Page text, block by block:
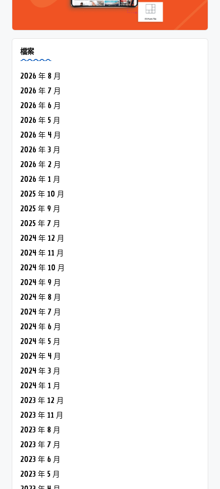
檔案
2026 年 8 月
2026 年 7 月
2026 年 6 月
2026 年 5 月
2026 年 4 月
2026 年 3 月
2026 年 2 月
2026 年 1 月
2025 年 10 月
2025 年 9 月
2025 年 7 月
2024 年 12 月
2024 年 11 月
2024 年 10 月
2024 年 9 月
2024 年 8 月
2024 年 7 月
2024 年 6 月
2024 年 5 月
2024 年 4 月
2024 年 3 月
2024 年 1 月
2023 年 12 月
2023 年 11 月
2023 年 8 月
2023 年 7 月
2023 年 6 月
2023 年 5 月